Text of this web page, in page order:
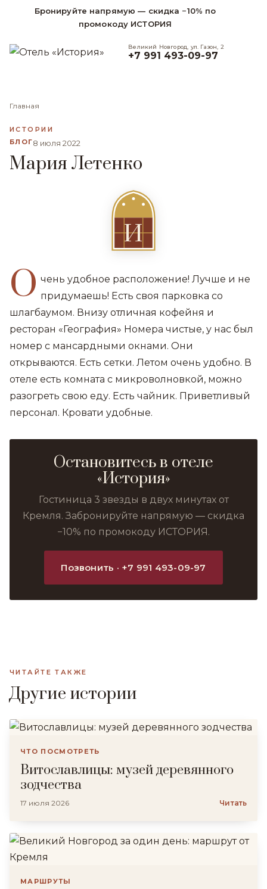
Бронируйте напрямую — скидка −10% по
промокоду ИСТОРИЯ
Великий Новгород, ул. Газон, 2
+7 991 493-09-97
Главная
ИСТОРИИ
БЛОГ8 июля 2022
Мария Летенко
И
О чень удобное расположение! Лучше и не
придумаешь! Есть своя парковка со
шлагбаумом. Внизу отличная кофейня и
ресторан «География» Номера чистые, у нас был
номер с мансардными окнами. Они
открываются. Есть сетки. Летом очень удобно. В
отеле есть комната с микроволновкой, можно
разогреть свою еду. Есть чайник. Приветливый
персонал. Кровати удобные.
Остановитесь в отеле
«История»
Гостиница 3 звезды в двух минутах от
Кремля. Забронируйте напрямую — скидка
−10% по промокоду ИСТОРИЯ.
Позвонить · +7 991 493-09-97
ЧИТАЙТЕ ТАКЖЕ
Другие истории
ЧТО ПОСМОТРЕТЬ
Витославлицы: музей деревянного
зодчества
17 июля 2026 Читать
МАРШРУТЫ